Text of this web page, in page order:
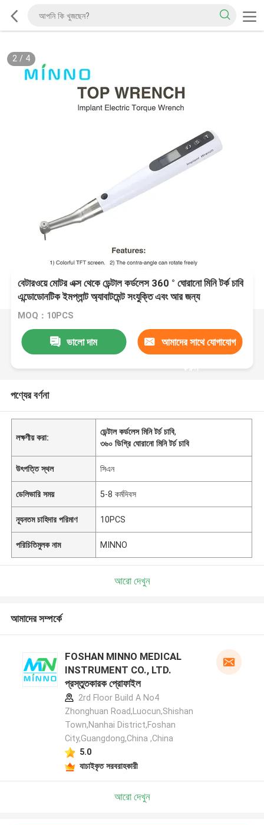
2/ 4
বেটারওয়ে মোটর এক্স থেকে ডেন্টাল কর্ডলেস 360 ° ঘোরানো মিনি টর্ক চাবি
এন্ডোডোনটিক ইমপ্লান্ট অ্যাবাটমেন্ট সংযুক্তি এবং আর জন্য
MOQ：10PCS
ভালো দাম আমাদের সাথে যোগাযোগ
করুন
পণ্যের বর্ণনা
লক্ষণীয় করা:
ডেন্টাল কর্ডলেস মিনি টর্চ চাবি,
৩৬০ ডিগ্রি ঘোরানো মিনি টর্চ চাবি
উৎপত্তি স্থল সিএন
ডেলিভারি সময় 5-8 কর্মদিবস
ন্যূনতম চাহিদার পরিমাণ 10PCS
পরিচিতিমুলক নাম MINNO
আরো দেখুন
আমাদের সম্পর্কে
FOSHAN MINNO MEDICAL
INSTRUMENT CO., LTD.
প্রস্তুতকারক প্রোফাইল
2rd Floor Build A No4
Zhonghuan Road,Luocun,Shishan
Town,Nanhai District,Foshan
City,Guangdong,China ,China
5.0
যাচাইকৃত সরবরাহকারী
আরো দেখুন